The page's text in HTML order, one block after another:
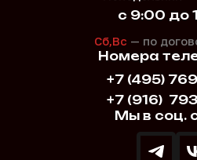
Номера
+7 (495)
+7 (916)
с 9:00 до
Сб,Вс — по
Мы в соц.